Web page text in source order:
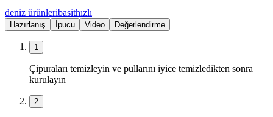
deniz ürünleribasithızlı
Hazırlanış İpucu Video Değerlendirme
1
Çipuraları temizleyin ve pullarını iyice temizledikten sonra
kurulayın
2